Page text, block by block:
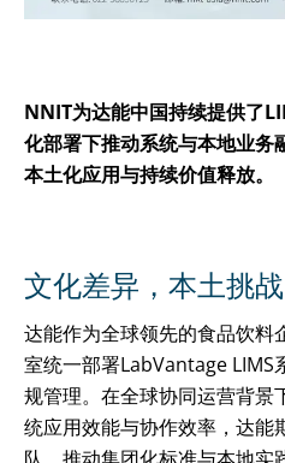
NNIT为达能中国持续提供了
化部署下推动系统与本地业务
本土化应用与持续价值释放。
文化差异，本土挑战
达能作为全球领先的食品饮料
室统一部署LabVantage LIMS
规管理。在全球协同运营背景
统应用效能与协作效率，达能